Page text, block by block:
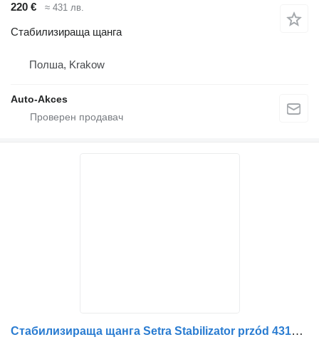
220 € ≈ 431 лв.
Стабилизираща щанга
Полша, Krakow
Auto-Akces
Стабилизираща щанга Setra Stabilizator przód 431DT Rod stabilizer A4103230165 за автобус Setra 431DT